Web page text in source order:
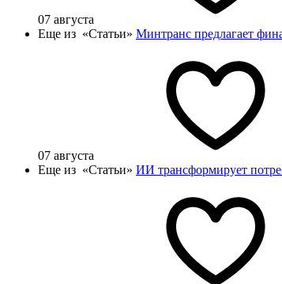
07 августа
Еще из «Статьи» Минтранс предлагает
07 августа
Еще из «Статьи» ИИ трансформирует